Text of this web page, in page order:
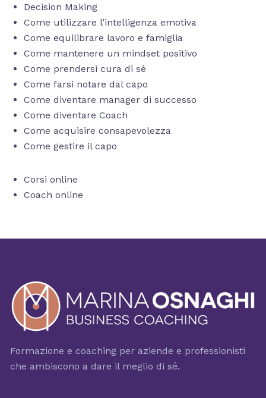
Decision Making
Come utilizzare l’intelligenza emotiva
Come equilibrare lavoro e famiglia
Come mantenere un mindset positivo
Come prendersi cura di sé
Come farsi notare dal capo
Come diventare manager di successo
Come diventare Coach
Come acquisire consapevolezza
Come gestire il capo
Corsi online
Coach online
Formazione e coaching per aziende e professionisti
che ambiscono a dare il meglio di sé.